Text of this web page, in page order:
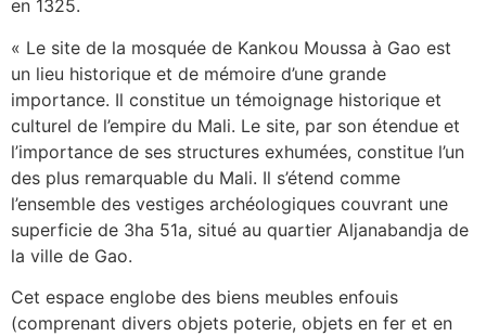
en 1325.
« Le site de la mosquée de Kankou Moussa à Gao est
un lieu historique et de mémoire d’une grande
importance. Il constitue un témoignage historique et
culturel de l’empire du Mali. Le site, par son étendue et
l’importance de ses structures exhumées, constitue l’un
des plus remarquable du Mali. Il s’étend comme
l’ensemble des vestiges archéologiques couvrant une
superficie de 3ha 51a, situé au quartier Aljanabandja de
la ville de Gao.
Cet espace englobe des biens meubles enfouis
(comprenant divers objets poterie, objets en fer et en